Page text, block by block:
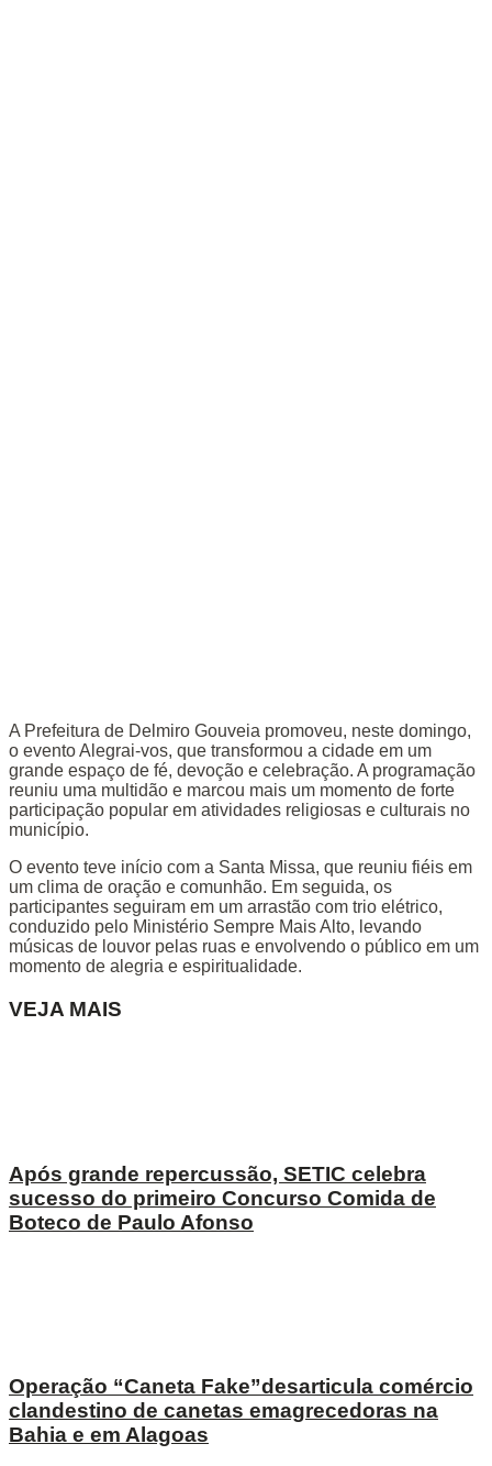
A Prefeitura de Delmiro Gouveia promoveu, neste domingo,
o evento Alegrai-vos, que transformou a cidade em um
grande espaço de fé, devoção e celebração. A programação
reuniu uma multidão e marcou mais um momento de forte
participação popular em atividades religiosas e culturais no
município.
O evento teve início com a Santa Missa, que reuniu fiéis em
um clima de oração e comunhão. Em seguida, os
participantes seguiram em um arrastão com trio elétrico,
conduzido pelo Ministério Sempre Mais Alto, levando
músicas de louvor pelas ruas e envolvendo o público em um
momento de alegria e espiritualidade.
VEJA MAIS
Após grande repercussão, SETIC celebra
sucesso do primeiro Concurso Comida de
Boteco de Paulo Afonso
Operação “Caneta Fake”desarticula comércio
clandestino de canetas emagrecedoras na
Bahia e em Alagoas